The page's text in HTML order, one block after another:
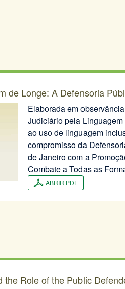
de Longe: A Defensoria
Elaborada em
Judiciário pela
ao uso de linguagem
compromisso da
de Janeiro com a
Combate a Todas as
ABRIR PDF
the Role of the Public